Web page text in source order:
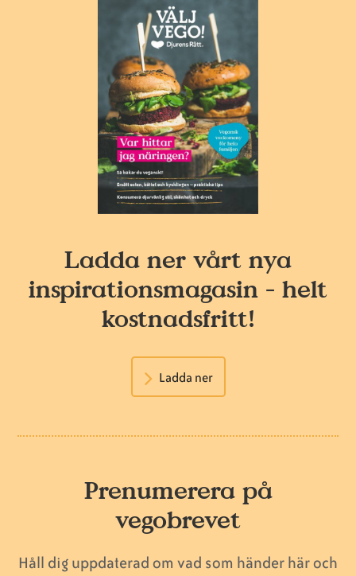
Ladda ner vårt nya
inspirationsmagasin - helt
kostnadsfritt!
Ladda ner
Prenumerera på
vegobrevet
Håll dig uppdaterad om vad som händer här och